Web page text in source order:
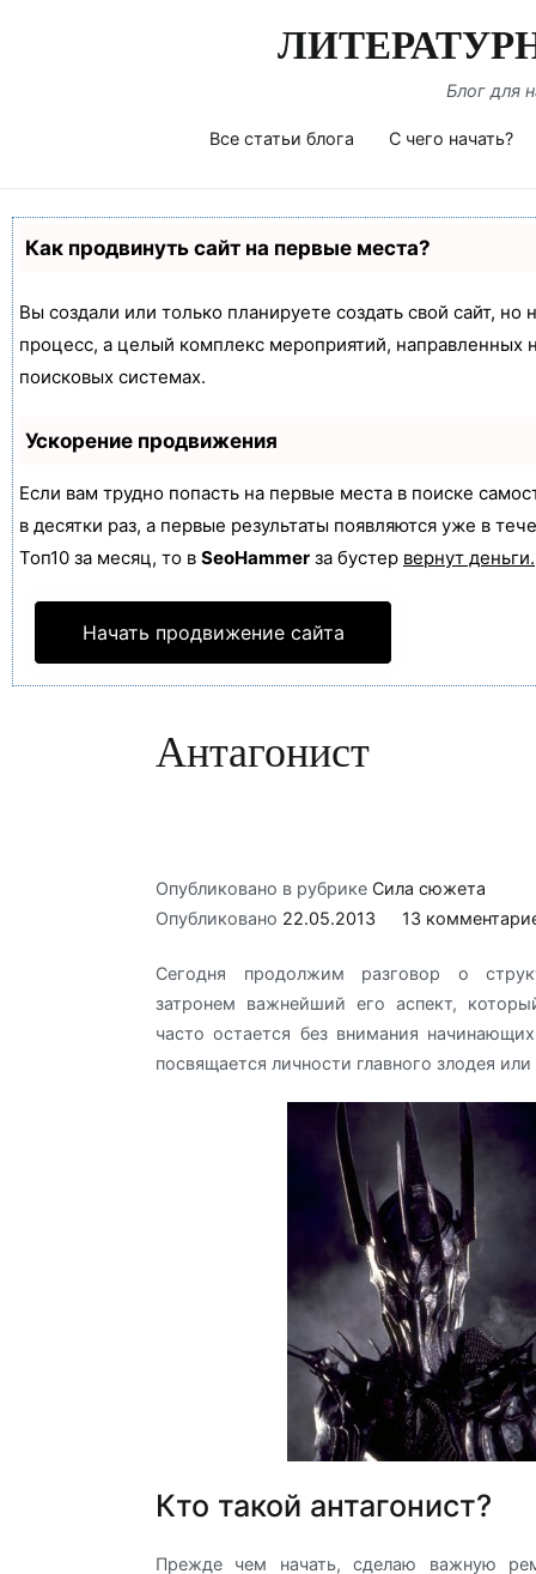
Блог для
Все статьи блога С чего начать?
Как продвинуть сайт на первые места?
Вы создали или только планируете создать свой сайт,
процесс, а целый комплекс мероприятий,
поисковых системах.
Ускорение продвижения
Если вам трудно попасть на первые места в поиске
в десятки раз, а первые результаты появляются уже в
Топ10 за месяц, то в SeoHammer за бустер вернут деньги.
Начать продвижение сайта
Антагонист
Опубликовано в рубрике Сила сюжета
Опубликовано 22.05.2013 13
Сегодня продолжим разговор о
затронем важнейший его аспект,
часто остается без внимания
посвящается личности главного злодея или
Кто такой антагонист?
Прежде чем начать, сделаю важную